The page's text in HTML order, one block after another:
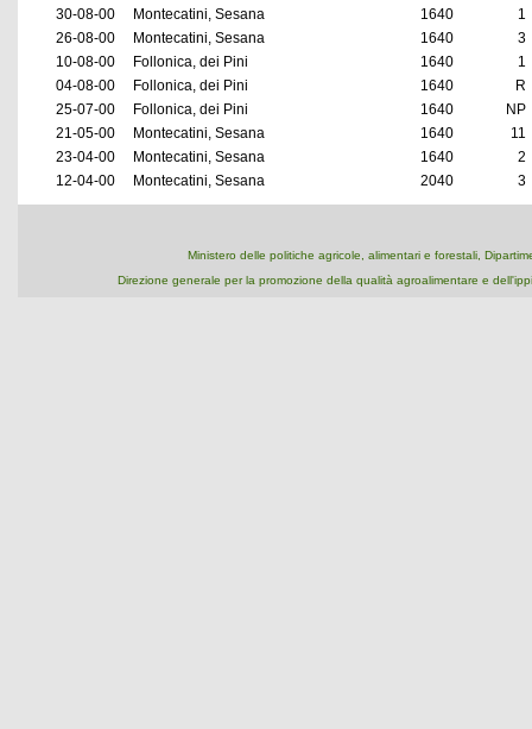
30-08-00
Montecatini, Sesana 1640
1
26-08-00
Montecatini, Sesana 1640
3
10-08-00
Follonica, dei Pini 1640
1
04-08-00
Follonica, dei Pini 1640
R
25-07-00
Follonica, dei Pini 1640
NP
21-05-00
Montecatini, Sesana 1640
11
23-04-00
Montecatini, Sesana 1640
2
12-04-00
Montecatini, Sesana 2040 3
Ministero delle politiche agricole, alimentari e forestali,
Direzione generale per la promozione della qualità agroalimentare e